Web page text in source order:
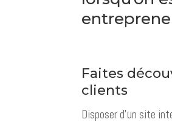
Faites
clients
Disposer d’un site